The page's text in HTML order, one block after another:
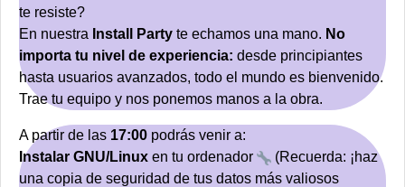
te resiste?
En nuestra Install Party te echamos una mano. No
importa tu nivel de experiencia: desde principiantes
hasta usuarios avanzados, todo el mundo es bienvenido.
Trae tu equipo y nos ponemos manos a la obra.
A partir de las 17:00 podrás venir a:
Instalar GNU/Linux en tu ordenador
(Recuerda: ¡haz
una copia de seguridad de tus datos más valiosos